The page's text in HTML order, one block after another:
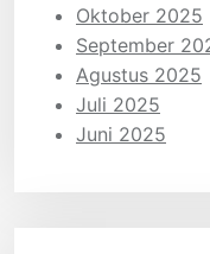
Oktober 2025
September
Agustus 2025
Juli 2025
Juni 2025